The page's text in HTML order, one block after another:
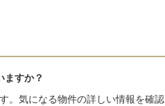
ますか？
。気になる物件の詳しい情報を